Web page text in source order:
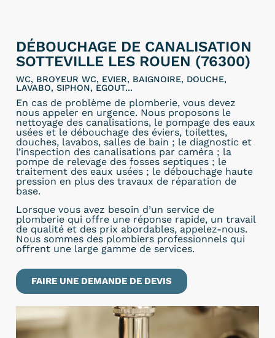
DÉBOUCHAGE DE CANALISATION
SOTTEVILLE LES ROUEN (76300)
WC, BROYEUR WC, EVIER, BAIGNOIRE, DOUCHE,
LAVABO, SIPHON, EGOUT...
En cas de problème de plomberie, vous devez
nous appeler en urgence. Nous proposons le
nettoyage des canalisations, le pompage des eaux
usées et le débouchage des éviers, toilettes,
douches, lavabos, salles de bain ; le diagnostic et
l’inspection des canalisations par caméra ; la
pompe de relevage des fosses septiques ; le
traitement des eaux usées ; le débouchage haute
pression en plus des travaux de réparation de
base.
Lorsque vous avez besoin d’un service de
plomberie qui offre une réponse rapide, un travail
de qualité et des prix abordables, appelez-nous.
Nous sommes des plombiers professionnels qui
offrent une large gamme de services.
FAIRE UNE DEMANDE DE DEVIS